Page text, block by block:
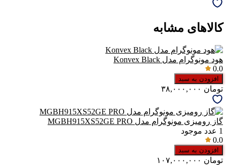
کالاهای مشابه
هود مونوگرام مدل Konvex Black
0.0
افزودن به سبد
تومان
گاز رومیزی مونوگرام مدل MGBH915XS52GE PRO
1 عدد موجود
0.0
افزودن به سبد
تومان